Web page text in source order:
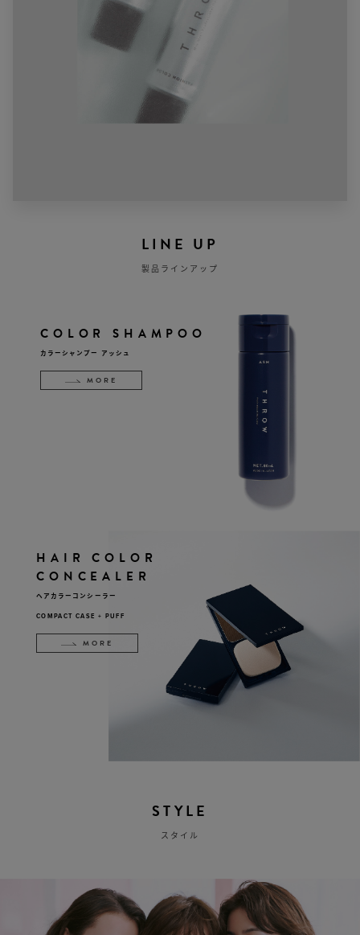
LINE UP
製品ラインアップ
COLOR SHAMPOO
カラーシャンプー アッシュ
MORE
HAIR COLOR
CONCEALER
ヘアカラーコンシーラー
COMPACT CASE + PUFF
MORE
STYLE
スタイル